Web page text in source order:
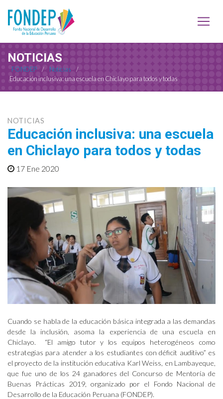
NOTICIAS
FONDEP / Noticias
/
Educación inclusiva: una escuela en Chiclayo para todos y todas
NOTICIAS
Educación inclusiva: una escuela
en Chiclayo para todos y todas
17 Ene 2020
Cuando se habla de la educación básica integrada a las demandas
desde la inclusión, asoma la experiencia de una escuela en
Chiclayo. “El amigo tutor y los equipos heterogéneos como
estrategias para atender a los estudiantes con déficit auditivo” es
el proyecto de la institución educativa Karl Weiss, en Lambayeque,
que fue uno de los 24 ganadores del Concurso de Mentoría de
Buenas Prácticas 2019, organizado por el Fondo Nacional de
Desarrollo de la Educación Peruana (FONDEP).